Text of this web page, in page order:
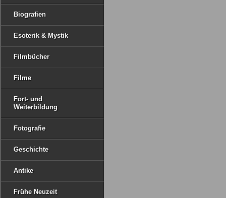
Biografien
Esoterik & Mystik
Filmbücher
Filme
Fort- und
Weiterbildung
Fotografie
Geschichte
Antike
Frühe Neuzeit